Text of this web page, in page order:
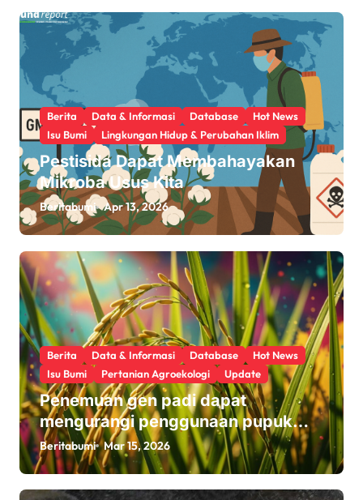
Berita Data & Informasi Database
Hot News
Isu Bumi
Lingkungan Hidup & Perubahan Iklim
Pestisida Dapat Membahayakan
Mikroba Usus Kita
Beritabumi Apr 13, 2026
Berita Data & Informasi Database
Hot News
Isu Bumi
Pertanian Agroekologi Update
Penemuan gen padi dapat
mengurangi penggunaan pupuk
sekaligus melindungi hasil panen
Beritabumi Mar 15, 2026